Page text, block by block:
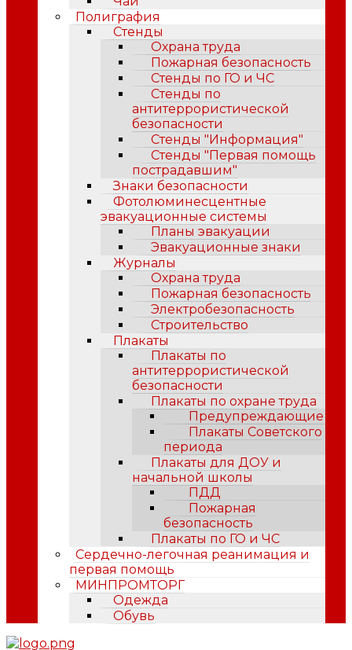
Полиграфия
Стенды
Охрана труда
Пожарная безопасность
Стенды по ГО и ЧС
Стенды по
антитеррористической
безопасности
Стенды "Информация"
Стенды "Первая помощь
пострадавшим"
Знаки безопасности
Фотолюминесцентные
эвакуационные системы
Планы эвакуации
Эвакуационные знаки
Журналы
Охрана труда
Пожарная безопасность
Электробезопасность
Строительство
Плакаты
Плакаты по
антитеррористической
безопасности
Плакаты по охране труда
Предупреждающие
Плакаты Советского
периода
Плакаты для ДОУ и
начальной школы
ПДД
Пожарная
безопасность
Плакаты по ГО и ЧС
Сердечно-легочная реанимация и
первая помощь
МИНПРОМТОРГ
Одежда
Обувь